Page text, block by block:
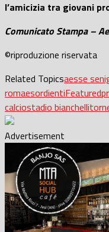
l’amicizia tra giovani
Comunicato Stampa –
©riproduzione riservata
Related Topicsaesse
romaesordientiFeatured
calciostadio bianchelli
Advertisement